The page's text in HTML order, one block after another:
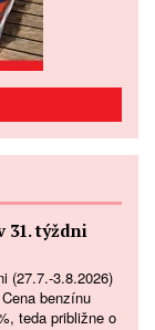
31. týždni
(27.7.-3.8.2026)
benzínu
teda približne o